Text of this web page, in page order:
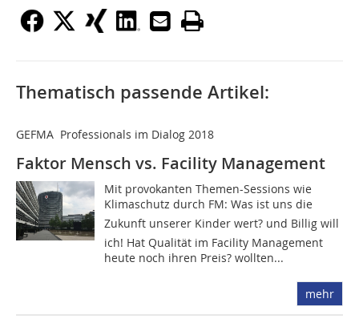
Thematisch passende Artikel:
GEFMA  Professionals im Dialog 2018
Faktor Mensch vs. Facility Management
Mit provokanten Themen-Sessions wie
Klimaschutz durch FM: Was ist uns die
Zukunft unserer Kinder wert? und Billig will
ich! Hat Qualität im Facility Management
heute noch ihren Preis? wollten...
mehr